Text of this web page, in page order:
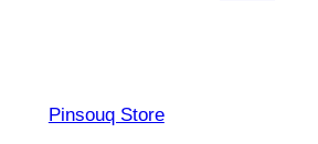
Pinsouq Store